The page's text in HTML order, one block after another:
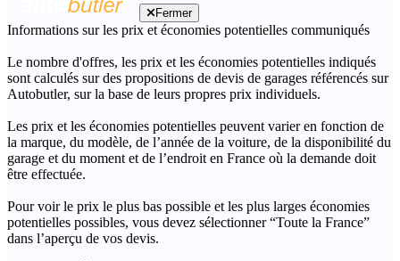
Fermer
Informations sur les prix et économies potentielles communiqués
Le nombre d'offres, les prix et les économies potentielles indiqués
sont calculés sur des propositions de devis de garages référencés sur
Autobutler, sur la base de leurs propres prix individuels.
Les prix et les économies potentielles peuvent varier en fonction de
la marque, du modèle, de l’année de la voiture, de la disponibilité du
garage et du moment et de l’endroit en France où la demande doit
être effectuée.
Pour voir le prix le plus bas possible et les plus larges économies
potentielles possibles, vous devez sélectionner “Toute la France”
dans l’aperçu de vos devis.